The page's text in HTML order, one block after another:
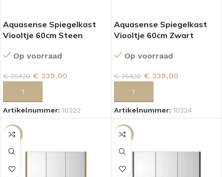
Aquasense Spiegelkast
Viooltje 60cm Steen
Op voorraad
€254,10 € 239,00
Artikelnummer: 10222
Aquasense Spiegelkast
Viooltje 60cm Zwart
Op voorraad
€254,10 € 239,00
Artikelnummer: 10224
-5% -5%